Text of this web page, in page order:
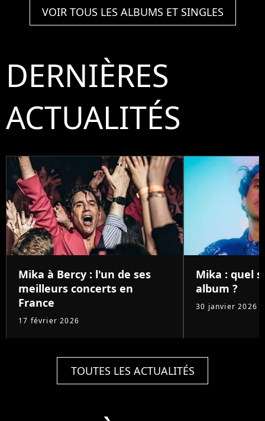
du désert
VOIR TOUS LES ALBUMS ET SINGLES
DERNIÈRES
ACTUALITÉS
Mika à Bercy : l'un de ses
meilleurs concerts en
France
17 février 2026
Mika : quel
album ?
30 janvier 2026
TOUTES LES ACTUALITÉS